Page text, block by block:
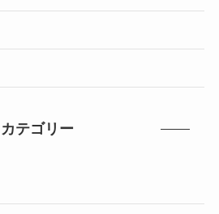
カテゴリー